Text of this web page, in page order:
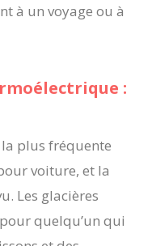
à un voyage ou à
:
plus fréquente
voiture, et la
Les glacières
quelqu’un qui